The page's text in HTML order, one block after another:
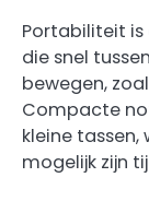
Portabiliteit
die snel
bewegen,
Compacte
kleine
mogelijk zijn